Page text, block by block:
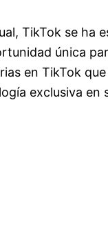
TikTok se ha
única
en TikTok
exclusiva en